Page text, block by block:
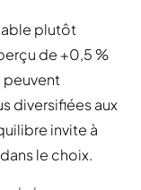
plutôt
de +0,5 %
peuvent
diversifiées aux
invite à
le choix.